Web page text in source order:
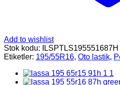
Add to wishlist
Stok kodu:
ILSPTLS195551687H
Etiketler: 195/55R16, Oto lastik,